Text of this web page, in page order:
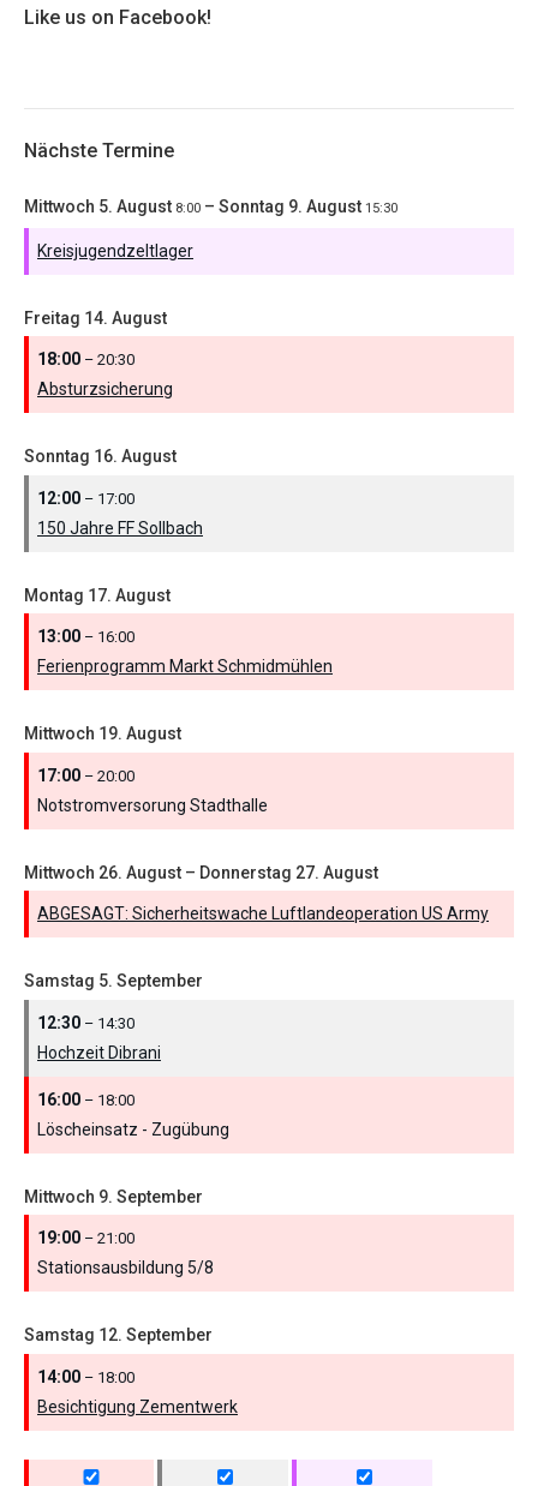
Like us on Facebook!
Nächste Termine
Mittwoch 5. August 8:00 – Sonntag 9. August 15:30
Kreisjugendzeltlager
Freitag 14. August
18:00 – 20:30
Absturzsicherung
Sonntag 16. August
12:00 – 17:00
150 Jahre FF Sollbach
Montag 17. August
13:00 – 16:00
Ferienprogramm Markt Schmidmühlen
Mittwoch 19. August
17:00 – 20:00
Notstromversorung Stadthalle
Mittwoch 26. August – Donnerstag 27. August
ABGESAGT: Sicherheitswache Luftlandeoperation US Army
Samstag 5. September
12:30 – 14:30
Hochzeit Dibrani
16:00 – 18:00
Löscheinsatz - Zugübung
Mittwoch 9. September
19:00 – 21:00
Stationsausbildung 5/8
Samstag 12. September
14:00 – 18:00
Besichtigung Zementwerk